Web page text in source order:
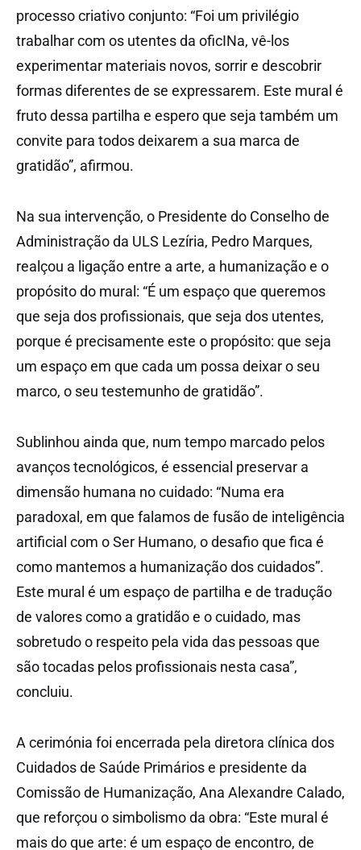
processo criativo conjunto: “Foi um privilégio
trabalhar com os utentes da oficINa, vê-los
experimentar materiais novos, sorrir e descobrir
formas diferentes de se expressarem. Este mural é
fruto dessa partilha e espero que seja também um
convite para todos deixarem a sua marca de
gratidão”, afirmou.
Na sua intervenção, o Presidente do Conselho de
Administração da ULS Lezíria, Pedro Marques,
realçou a ligação entre a arte, a humanização e o
propósito do mural: “É um espaço que queremos
que seja dos profissionais, que seja dos utentes,
porque é precisamente este o propósito: que seja
um espaço em que cada um possa deixar o seu
marco, o seu testemunho de gratidão”.
Sublinhou ainda que, num tempo marcado pelos
avanços tecnológicos, é essencial preservar a
dimensão humana no cuidado: “Numa era
paradoxal, em que falamos de fusão de inteligência
artificial com o Ser Humano, o desafio que fica é
como mantemos a humanização dos cuidados”.
Este mural é um espaço de partilha e de tradução
de valores como a gratidão e o cuidado, mas
sobretudo o respeito pela vida das pessoas que
são tocadas pelos profissionais nesta casa”,
concluiu.
A cerimónia foi encerrada pela diretora clínica dos
Cuidados de Saúde Primários e presidente da
Comissão de Humanização, Ana Alexandre Calado,
que reforçou o simbolismo da obra: “Este mural é
mais do que arte: é um espaço de encontro, de